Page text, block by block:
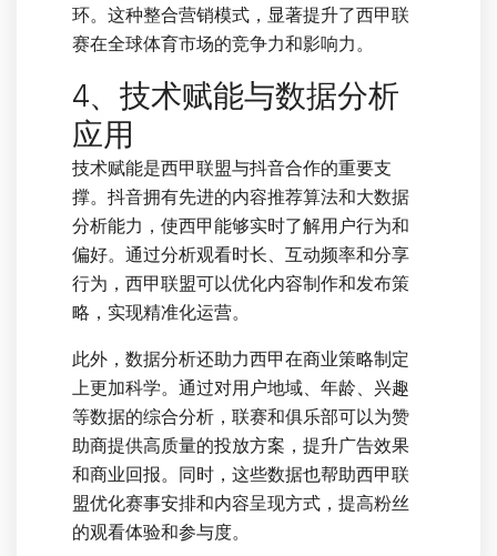
环。这种整合营销模式，显著提升了西甲联
赛在全球体育市场的竞争力和影响力。
4、技术赋能与数据分析
应用
技术赋能是西甲联盟与抖音合作的重要支
撑。抖音拥有先进的内容推荐算法和大数据
分析能力，使西甲能够实时了解用户行为和
偏好。通过分析观看时长、互动频率和分享
行为，西甲联盟可以优化内容制作和发布策
略，实现精准化运营。
此外，数据分析还助力西甲在商业策略制定
上更加科学。通过对用户地域、年龄、兴趣
等数据的综合分析，联赛和俱乐部可以为赞
助商提供高质量的投放方案，提升广告效果
和商业回报。同时，这些数据也帮助西甲联
盟优化赛事安排和内容呈现方式，提高粉丝
的观看体验和参与度。